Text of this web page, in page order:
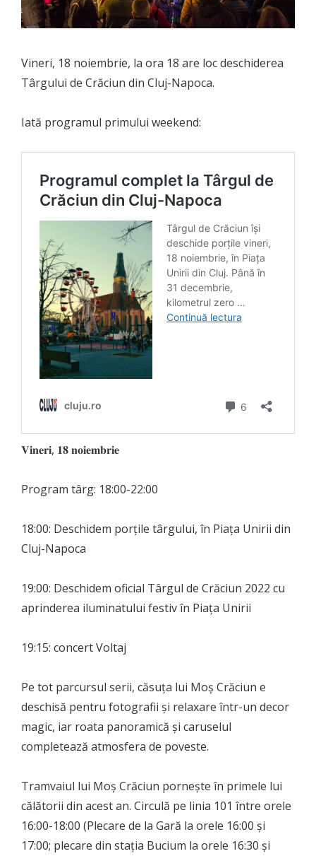
Vineri, 18 noiembrie, la ora 18 are loc deschiderea
Târgului de Crăciun din Cluj-Napoca.
Iată programul primului weekend:
𝐕𝐢𝐧𝐞𝐫𝐢, 𝟏𝟖 𝐧𝐨𝐢𝐞𝐦𝐛𝐫𝐢𝐞
Program târg: 18:00-22:00
18:00: Deschidem porțile târgului, în Piața Unirii din
Cluj-Napoca
19:00: Deschidem oficial Târgul de Crăciun 2022 cu
aprinderea iluminatului festiv în Piața Unirii
19:15: concert Voltaj
Pe tot parcursul serii, căsuța lui Moș Crăciun e
deschisă pentru fotografii și relaxare într-un decor
magic, iar roata panoramică și caruselul
completează atmosfera de poveste.
Tramvaiul lui Moș Crăciun pornește în primele lui
călătorii din acest an. Circulă pe linia 101 între orele
16:00-18:00 (Plecare de la Gară la orele 16:00 și
17:00; plecare din stația Bucium la orele 16:30 și